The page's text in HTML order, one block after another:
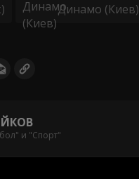
Динамо (Киев)
и "Спорт"